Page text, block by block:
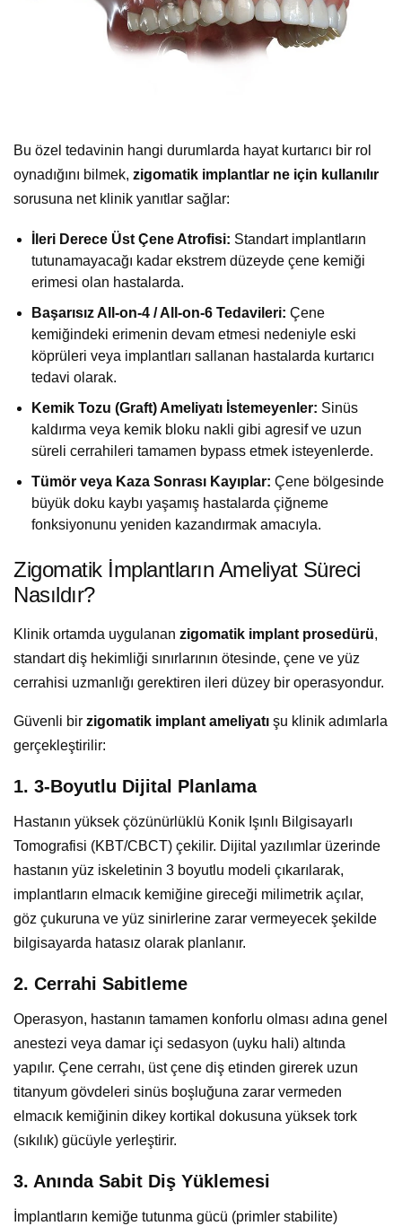
Bu özel tedavinin hangi durumlarda hayat kurtarıcı bir rol
oynadığını bilmek, zigomatik implantlar ne için kullanılır
sorusuna net klinik yanıtlar sağlar:
İleri Derece Üst Çene Atrofisi: Standart implantların
tutunamayacağı kadar ekstrem düzeyde çene kemiği
erimesi olan hastalarda.
Başarısız All-on-4 / All-on-6 Tedavileri: Çene
kemiğindeki erimenin devam etmesi nedeniyle eski
köprüleri veya implantları sallanan hastalarda kurtarıcı
tedavi olarak.
Kemik Tozu (Graft) Ameliyatı İstemeyenler: Sinüs
kaldırma veya kemik bloku nakli gibi agresif ve uzun
süreli cerrahileri tamamen bypass etmek isteyenlerde.
Tümör veya Kaza Sonrası Kayıplar: Çene bölgesinde
büyük doku kaybı yaşamış hastalarda çiğneme
fonksiyonunu yeniden kazandırmak amacıyla.
Zigomatik İmplantların Ameliyat Süreci
Nasıldır?
Klinik ortamda uygulanan zigomatik implant prosedürü,
standart diş hekimliği sınırlarının ötesinde, çene ve yüz
cerrahisi uzmanlığı gerektiren ileri düzey bir operasyondur.
Güvenli bir zigomatik implant ameliyatı şu klinik adımlarla
gerçekleştirilir:
1. 3-Boyutlu Dijital Planlama
Hastanın yüksek çözünürlüklü Konik Işınlı Bilgisayarlı
Tomografisi (KBT/CBCT) çekilir. Dijital yazılımlar üzerinde
hastanın yüz iskeletinin 3 boyutlu modeli çıkarılarak,
implantların elmacık kemiğine gireceği milimetrik açılar,
göz çukuruna ve yüz sinirlerine zarar vermeyecek şekilde
bilgisayarda hatasız olarak planlanır.
2. Cerrahi Sabitleme
Operasyon, hastanın tamamen konforlu olması adına genel
anestezi veya damar içi sedasyon (uyku hali) altında
yapılır. Çene cerrahı, üst çene diş etinden girerek uzun
titanyum gövdeleri sinüs boşluğuna zarar vermeden
elmacık kemiğinin dikey kortikal dokusuna yüksek tork
(sıkılık) gücüyle yerleştirir.
3. Anında Sabit Diş Yüklemesi
İmplantların kemiğe tutunma gücü (primler stabilite)